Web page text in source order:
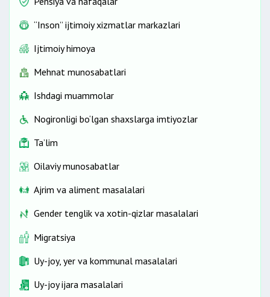
“Inson” ijtimoiy xizmatlar markazlari
Ijtimoiy himoya
Mehnat munosabatlari
Ishdagi muammolar
Nogironligi bo‘lgan shaxslarga imtiyozlar
Ta’lim
Oilaviy munosabatlar
Ajrim va aliment masalalari
Gender tenglik va xotin-qizlar masalalari
Migratsiya
Uy-joy, yer va kommunal masalalari
Uy-joy ijara masalalari